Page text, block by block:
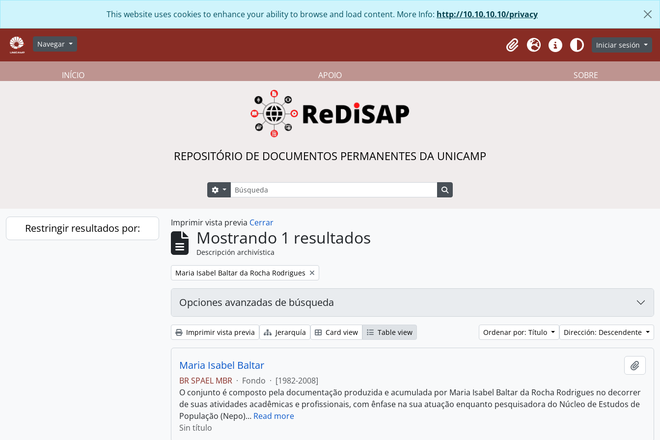
This website uses cookies to enhance your ability to browse and load content. More Info: http://10.10.10.10/privacy
Navegar
Portapapeles
Idioma Enlaces rápidos
AparênciaIniciar sesión
INÍCIO APOIO SOBRE
REPOSITÓRIO DE DOCUMENTOS PERMANENTES DA UNICAMP
Búsqueda
Search options
Restringir resultados por: Imprimir vista previa Cerrar
Mostrando 1 resultados
Descripción archivística
Remove filter:
Maria Isabel Baltar da Rocha Rodrigues
Opciones avanzadas de búsqueda
Imprimir vista previa Jerarquía Card view Table view Ordenar por: Título Dirección: Descendente
Maria Isabel Baltar
BR SPAEL MBR · Fondo · [1982-2008]
O conjunto é composto pela documentação produzida e acumulada por Maria Isabel Baltar da Rocha Rodrigues no decorrer
de suas atividades acadêmicas e profissionais, com ênfase na sua atuação enquanto pesquisadora do Núcleo de Estudos de
População (Nepo)… Read more
Sin título